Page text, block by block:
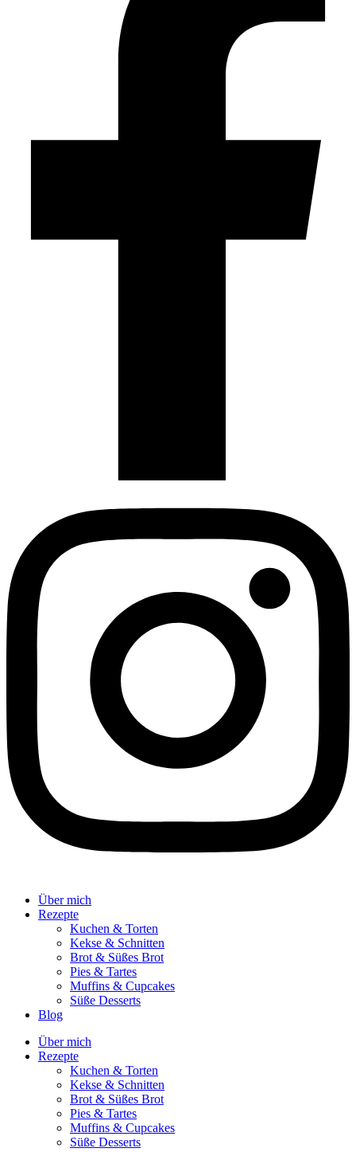
Über mich
Rezepte
Kuchen & Torten
Kekse & Schnitten
Brot & Süßes Brot
Pies & Tartes
Muffins & Cupcakes
Süße Desserts
Blog
Über mich
Rezepte
Kuchen & Torten
Kekse & Schnitten
Brot & Süßes Brot
Pies & Tartes
Muffins & Cupcakes
Süße Desserts